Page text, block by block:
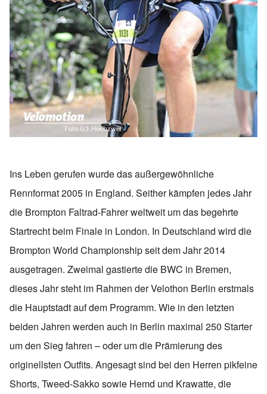
Ins Leben gerufen wurde das außergewöhnliche
Rennformat 2005 in England. Seither kämpfen jedes Jahr
die Brompton Faltrad-Fahrer weltweit um das begehrte
Startrecht beim Finale in London. In Deutschland wird die
Brompton World Championship seit dem Jahr 2014
ausgetragen. Zweimal gastierte die BWC in Bremen,
dieses Jahr steht im Rahmen der Velothon Berlin erstmals
die Hauptstadt auf dem Programm. Wie in den letzten
beiden Jahren werden auch in Berlin maximal 250 Starter
um den Sieg fahren – oder um die Prämierung des
originellsten Outfits. Angesagt sind bei den Herren pikfeine
Shorts, Tweed-Sakko sowie Hemd und Krawatte, die